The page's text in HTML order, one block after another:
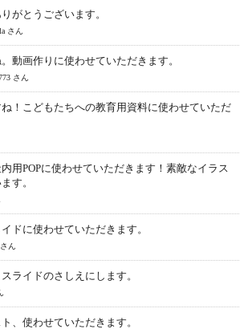
がとうございます。
さん
動画作りに使わせていただきます。
さん
！こどもたちへの教育用資料に使わせていただ
用POPに使わせていただきます！素敵なイラス
す。
ドに使わせていただきます。
ん
ライドのさしえにします。
、使わせていただきます。